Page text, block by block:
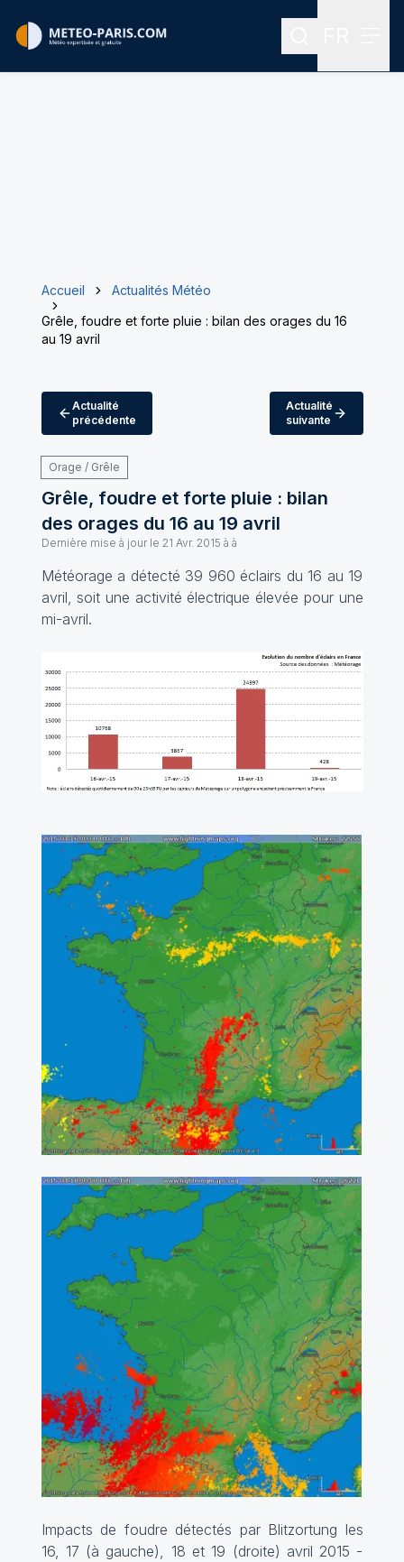
Rechercher
Accueil
Actualités Météo
Grêle, foudre et forte pluie : bilan des orages du 16
au 19 avril
Actualité
précédente
Actualité
suivante
Orage / Grêle
Grêle, foudre et forte pluie : bilan
des orages du 16 au 19 avril
Dernière mise à jour le 21 Avr. 2015 à à
Météorage a détecté 39 960 éclairs du 16 au 19
avril, soit une activité électrique élevée pour une
mi-avril.
Impacts de foudre détectés par Blitzortung les
16, 17 (à gauche), 18 et 19 (droite) avril 2015 -